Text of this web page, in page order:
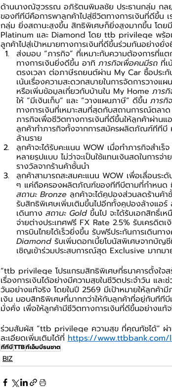
ด้านนางณัฐวรรณ อภิรัตนพิมลชัย ประธานกลุ่ม กลยุ
ของทีทีบีคือการพาลูกค้าไปสู่ชีวิตทางการเงินที่ดีขึ้น
กลุ่ม ยิ่งสถานะสูงขึ้น สิทธิพิเศษก็ยิ่งสูงมากขึ้น โดย
Platinum และ Diamond โดย ttb privilege พร้อ
ลูกค้าไปสู่เป้าหมายทางการเงินที่ดีขึ้นร่วมกันอย่างยั่
ส่งมอบ “ภารกิจ” ที่เหมาะกับความต้องการที่แ
ทางการเงินยิ่งดีขึ้น อาทิ ภารกิจเพื่อคนมีรถ ที่
ตรงเวลา ต่อภาษีรถยนต์ผ่าน My Car ซื้อประ
เน้นเรื่องความสะดวกสบายในการจัดการวาง
หรือเพิ่มข้อมูลเกี่ยวกับบ้านใน My Home ภาร
ให้ “มีเงินเก็บ” และ “วางแผนภาษี” ดีขึ้น ภารกิ
ทางการเงินที่เหมาะสมที่สุดกับสถานการณ์ตลา
ภารกิจเพื่อชีวิตทางการเงินที่ดีขึ้นให้ลูกค้าผ่า
ลูกค้าทำภารกิจทั้งจากการสมัครผลิตภัณฑ์ทีทีบี
ล้านราย
ลูกค้าจะได้รับคะแนน WOW เมื่อทำภารกิจสำเร็
หลายรูปแบบ ไม่ว่าจะเป็นใช้แทนเงินสดในการ
รางวัลจากร้านค้าชั้นนำ
ลูกค้าสามารถสะสมคะแนน WOW เพื่อเลื่อนร
ๆ แค่ถือครองผลิตภัณฑ์ของทีทีบีตามที่กำหนด
สถานะ Bronze ลูกค้าจะได้คูปองส่วนลดร้านค้า
รับสิทธิพิเศษเพิ่มเติมขึ้นไปอีกทั้งคูปองล้างแอ
เดินทาง สถานะ Gold ขึ้นไป จะได้รับเอกสิทธิ์เ
จ่ายต่างประเทศฟรี FX Rate 2.5% รับเครดิ
การบินไทยได้เร็วยิ่งขึ้น รับฟรีประกันการเดินท
Diamond รับเพิ่มดอกเบี้ยโบนัสพิเศษจากบัญ
เชิญเข้าร่วมประสบการณ์สุด Exclusive มากมา
“ttb privilege โปรแกรมสิทธิพิเศษที่ธนาคารตั้งใจ
เรื่องการเงินได้อย่างมีความสุขในชีวิตประจำวัน แล
วันอย่างแท้จริง โดยในปี 2569 มีเป้าหมายให้ลูกค้า
เงิน มอบสิทธิพิเศษที่มากกว่าให้กับลูกค้าที่อยู่กับทีทีบี
มั่งคั่ง เพื่อให้ลูกค้ามีชีวิตทางการเงินที่ดีขึ้นอย่างแ
ร่วมสัมผัส “ttb privilege ความสุข ที่คุณทัชได้”
ละเอียดเพิ่มเติมได้ที่ https://
ทีทีบีTTBทีเอ็มบีธนชาต
BIZ